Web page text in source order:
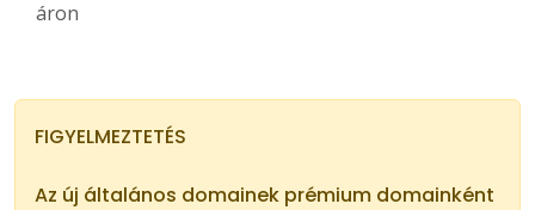
áron
FIGYELMEZTETÉS
Az új általános domainek prémium domainként